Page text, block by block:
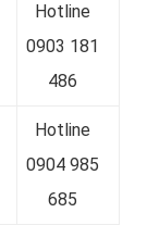
Hotline
0903 181
486
Hotline
0904 985
685